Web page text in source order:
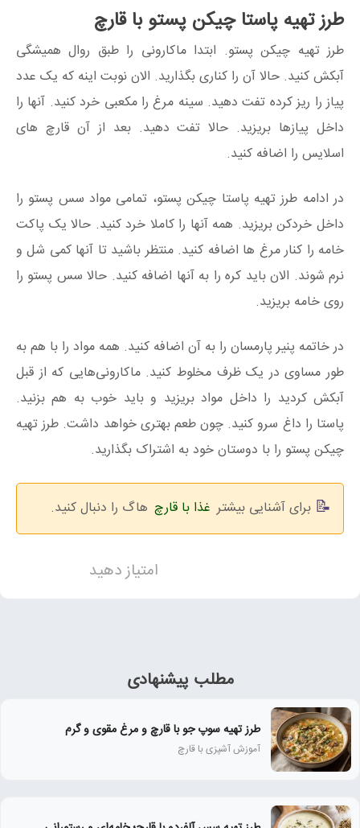
طرز تهیه پاستا چیکن پستو با قارچ
طرز تهیه چیکن پستو. ابتدا ماکارونی را طبق روال همیشگی
آبکش کنید. حالا آن را کناری بگذارید. الان نوبت اینه که یک عدد
پیاز را ریز کرده تفت دهید. سینه مرغ را مکعبی خرد کنید. آنها را
داخل پیازها بریزید. حالا تفت دهید. بعد از آن قارچ های
اسلایس را اضافه کنید.
در ادامه طرز تهیه پاستا چیکن پستو، تمامی مواد سس پستو را
داخل خردکن بریزید. همه آنها را کاملا خرد کنید. حالا یک پاکت
خامه را کنار مرغ ها اضافه کنید. منتظر باشید تا آنها کمی شل و
نرم شوند. الان باید کره را به آنها اضافه کنید. حالا سس پستو را
روی خامه بریزید.
در خاتمه پنیر پارمسان را به آن اضافه کنید. همه مواد را با هم به
طور مساوی در یک ظرف مخلوط کنید. ماکارونی‌هایی که از قبل
آبکش کردید را داخل مواد بریزید و باید خوب به هم بزنید.
پاستا را داغ سرو کنید. چون طعم بهتری خواهد داشت. طرز تهیه
چیکن پستو را با دوستان خود به اشتراک بگذارید.
برای آشنایی بیشتر غذا با قارچ هاگ را دنبال کنید.
امتیاز دهید
مطلب پیشنهادی
طرز تهیه سوپ جو با قارچ و مرغ مقوی و گرم
آموزش آشپزی با قارچ